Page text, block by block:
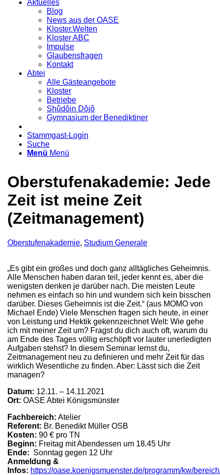
Aktuelles
Blog
News aus der OASE
Kloster.Welten
Kloster ABC
Impulse
Glaubensfragen
Kontakt
Abtei
Alle Gästeangebote
Kloster
Betriebe
Shûdôin Dôjô
Gymnasium der Benediktiner
Stammgast-Login
Suche
Menü Menü
Oberstufenakademie: Jede
Zeit ist meine Zeit
(Zeitmanagement)
Oberstufenakademie, Studium Generale
„Es gibt ein großes und doch ganz alltägliches Geheimnis.
Alle Menschen haben daran teil, jeder kennt es, aber die
wenigsten denken je darüber nach. Die meisten Leute
nehmen es einfach so hin und wundern sich kein bisschen
darüber. Dieses Geheimnis ist die Zeit.“ (aus MOMO von
Michael Ende) Viele Menschen fragen sich heute, in einer
von Leistung und Hektik gekennzeichnet Welt: Wie gehe
ich mit meiner Zeit um? Fragst du dich auch oft, warum du
am Ende des Tages völlig erschöpft vor lauter unerledigten
Aufgaben stehst? In diesem Seminar lernst du,
Zeitmanagement neu zu definieren und mehr Zeit für das
wirklich Wesentliche zu finden. Aber: Lässt sich die Zeit
managen?
Datum: 12.11. – 14.11.2021
Ort: OASE Abtei Königsmünster
Fachbereich: Atelier
Referent: Br. Benedikt Müller OSB
Kosten: 90 € pro TN
Beginn: Freitag mit Abendessen um 18.45 Uhr
Ende: Sonntag gegen 12 Uhr
Anmeldung &
Infos: https://oase.koenigsmuenster.de/programm/kw/